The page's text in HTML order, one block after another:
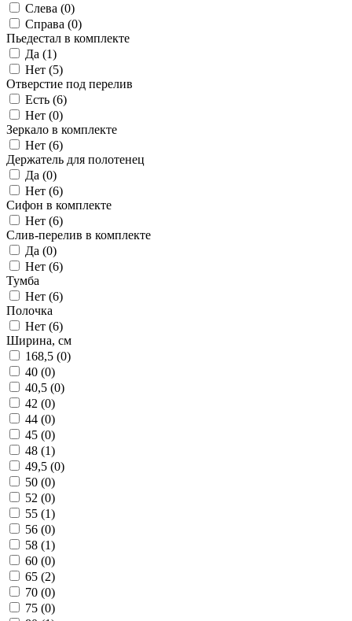
Слева (0)
Справа (0)
Пьедестал в комплекте
Да (1)
Нет (5)
Отверстие под перелив
Есть (6)
Нет (0)
Зеркало в комплекте
Нет (6)
Держатель для полотенец
Да (0)
Нет (6)
Сифон в комплекте
Нет (6)
Слив-перелив в комплекте
Да (0)
Нет (6)
Тумба
Нет (6)
Полочка
Нет (6)
Ширина, см
168,5 (0)
40 (0)
40,5 (0)
42 (0)
44 (0)
45 (0)
48 (1)
49,5 (0)
50 (0)
52 (0)
55 (1)
56 (0)
58 (1)
60 (0)
65 (2)
70 (0)
75 (0)